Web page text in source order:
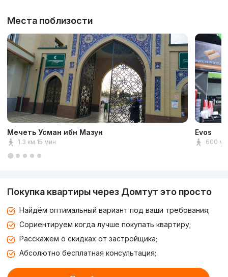
Места поблизости
Мечеть Усман ибн Мазун
1.3 км 15 мин
Evos
600 м
Покупка квартиры через Домтут это просто
Найдём оптимальный вариант под ваши требования;
Сориентируем когда лучше покупать квартиру;
Расскажем о скидках от застройщика;
Абсолютно бесплатная консультация;